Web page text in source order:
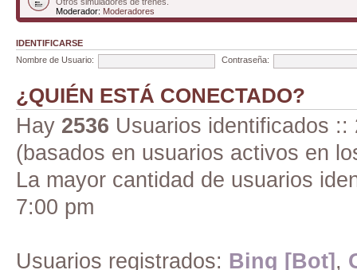
Moderador: Moderadores
IDENTIFICARSE
Nombre de Usuario:
Contraseña:
¿QUIÉN ESTÁ CONECTADO?
Hay 2536 Usuarios identificados
(basados en usuarios activos en
La mayor cantidad de usuarios
7:00 pm
Usuarios registrados: Bing [Bot] ,